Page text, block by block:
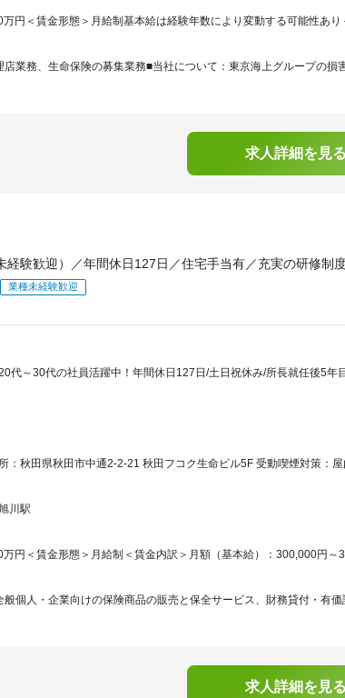
円＜賃金形態＞月給制基本給は経験年数により変動する可能性あり
業務、生命保険の募集業務■当社について：東京海上グループの損
求人詳細を見る
経験歓迎）／年間休日127日／住宅手当有／充実の研修制
業種未経験歓迎
代～30代の社員活躍中！年間休日127日/土日祝休み/所長就任後5年
：秋田県秋田市中通2-2-21 秋田フコク生命ビル5F 受動喫煙対策：屋
川駅
円＜賃金形態＞月給制＜賃金内訳＞月額（基本給）：300,000円～
個人・企業向けの保険商品の販売と保全サービス、財務貸付・有価
求人詳細を見る